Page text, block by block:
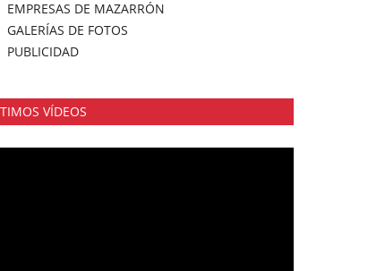
EMPRESAS DE MAZARRÓN
GALERÍAS DE FOTOS
PUBLICIDAD
VÍDEOS